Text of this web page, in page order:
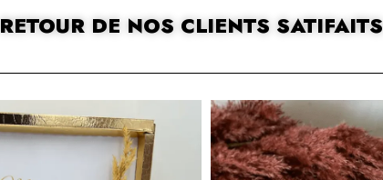
RETOUR DE NOS CLIENTS SATIFAITS